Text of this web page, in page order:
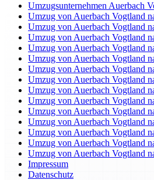
Umzugsunternehmen Auerbach
Umzug von Auerbach Vogtland
Umzug von Auerbach Vogtland
Umzug von Auerbach Vogtland
Umzug von Auerbach Vogtland
Umzug von Auerbach Vogtland
Umzug von Auerbach Vogtland
Umzug von Auerbach Vogtland
Umzug von Auerbach Vogtland
Umzug von Auerbach Vogtland
Umzug von Auerbach Vogtland
Umzug von Auerbach Vogtland
Umzug von Auerbach Vogtland
Umzug von Auerbach Vogtland
Umzug von Auerbach Vogtland
Impressum
Datenschutz